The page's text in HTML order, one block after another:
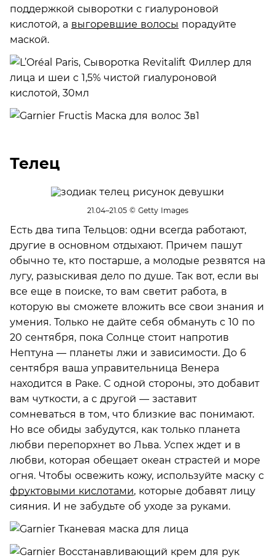
поддержкой сыворотки с гиалуроновой
кислотой, а выгоревшие волосы порадуйте
маской.
Телец
21.04–21.05© Getty Images
Есть два типа Тельцов: одни всегда работают,
другие в основном отдыхают. Причем пашут
обычно те, кто постарше, а молодые резвятся на
лугу, разыскивая дело по душе. Так вот, если вы
все еще в поиске, то вам светит работа, в
которую вы сможете вложить все свои знания и
умения. Только не дайте себя обмануть с 10 по
20 сентября, пока Солнце стоит напротив
Нептуна — планеты лжи и зависимости. До 6
сентября ваша управительница Венера
находится в Раке. С одной стороны, это добавит
вам чуткости, а с другой — заставит
сомневаться в том, что близкие вас понимают.
Но все обиды забудутся, как только планета
любви перепорхнет во Льва. Успех ждет и в
любви, которая обещает океан страстей и море
огня. Чтобы освежить кожу, используйте маску с
фруктовыми кислотами, которые добавят лицу
сияния. И не забудьте об уходе за руками.